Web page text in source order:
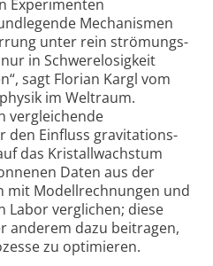
Experi­menten
Mecha­nismen
unter rein strömungs­
in Schwere­losigkeit
sagt Florian Kargl vom
im Weltraum.
ver­gleichende
den Einfluss gravitations­
das Kristallwachstum
Daten aus der
mit Modell­rechnungen und
Labor verglichen; diese
anderem dazu beitragen,
zu optimieren.